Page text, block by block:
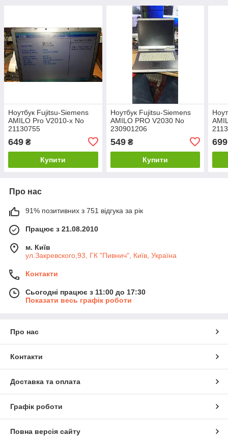
Ноутбук Fujitsu-Siemens
AMILO Pro V2010-x No
21130755
649 ₴
Купити
Ноутбук Fujitsu-Siemens
AMILO PRO V2030 No
230901206
549₴
Купити
699
Про нас
91% позитивних з 751 відгука за рік
Працює з 21.08.2010
м. Київ
ул.Закревского,93, ГК "Пивнич", Київ, Україна
Контакти
Сьогодні працює з 11:00 до 17:30
Показати весь графік роботи
Про нас
Контакти
Доставка та оплата
Графік роботи
Повна версія сайту